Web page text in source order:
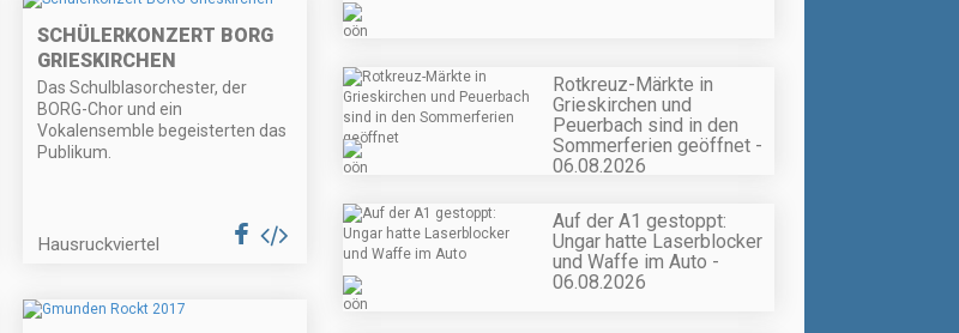
SCHÜLERKONZERT BORG
GRIESKIRCHEN
Das Schulblasorchester, der
BORG-Chor und ein
Vokalensemble begeisterten das
Publikum.
Hausruckviertel
Rotkreuz-Märkte in
Grieskirchen und
Peuerbach sind in den
Sommerferien geöffnet -
06.08.2026
Auf der A1 gestoppt:
Ungar hatte Laserblocker
und Waffe im Auto -
06.08.2026